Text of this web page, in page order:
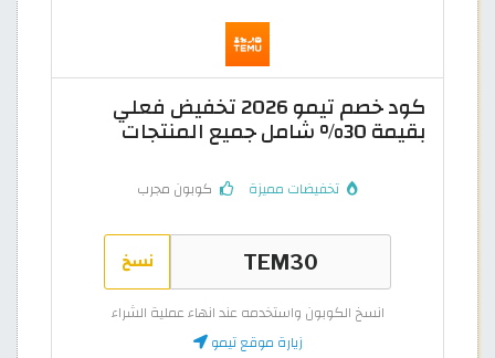
كود خصم تيمو 2026 تخفيض فعلي
بقيمة 30% شامل جميع المنتجات
تخفيضات مميزة كوبون مجرب
نسخ
انسخ الكوبون واستخدمه عند انهاء عملية الشراء
زيارة موقع تيمو